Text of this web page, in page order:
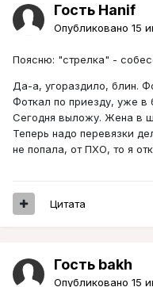
Гость Hanif
Опубликовано 15
Поясню: "стрелка" -
Да-а, угораздило, блин.
Фоткал по приезду, уже в
Сегодня выложу. Жена в
Теперь надо перевязки
не попала, от ПХО, то я
Цитата
Гость bakh
Опубликовано 15